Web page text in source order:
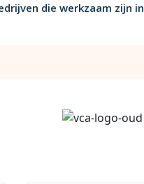
die werkzaam zijn in